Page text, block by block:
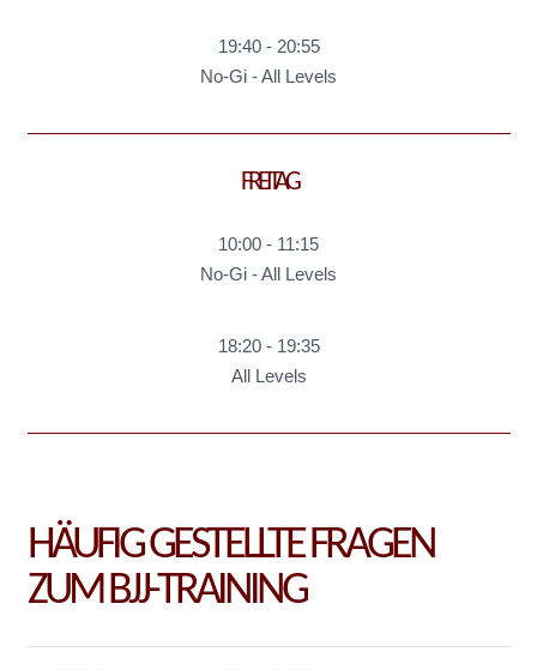
19:40 - 20:55
No-Gi - All Levels
FREITAG
10:00 - 11:15
No-Gi - All Levels
18:20 - 19:35
All Levels
HÄUFIG GESTELLTE FRAGEN
ZUM BJJ-TRAINING